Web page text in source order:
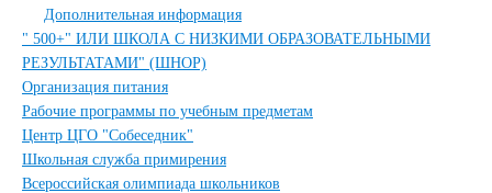
Дополнительная информация
" 500+" ИЛИ ШКОЛА С НИЗКИМИ ОБРАЗОВАТЕЛЬНЫМИ
РЕЗУЛЬТАТАМИ" (ШНОР)
Организация питания
Рабочие программы по учебным предметам
Центр ЦГО "Собеседник"
Школьная служба примирения
Всероссийская олимпиада школьников